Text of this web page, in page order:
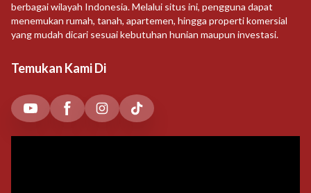
berbagai wilayah Indonesia. Melalui situs ini, pengguna dapat
menemukan rumah, tanah, apartemen, hingga properti komersial
yang mudah dicari sesuai kebutuhan hunian maupun investasi.
Temukan Kami Di